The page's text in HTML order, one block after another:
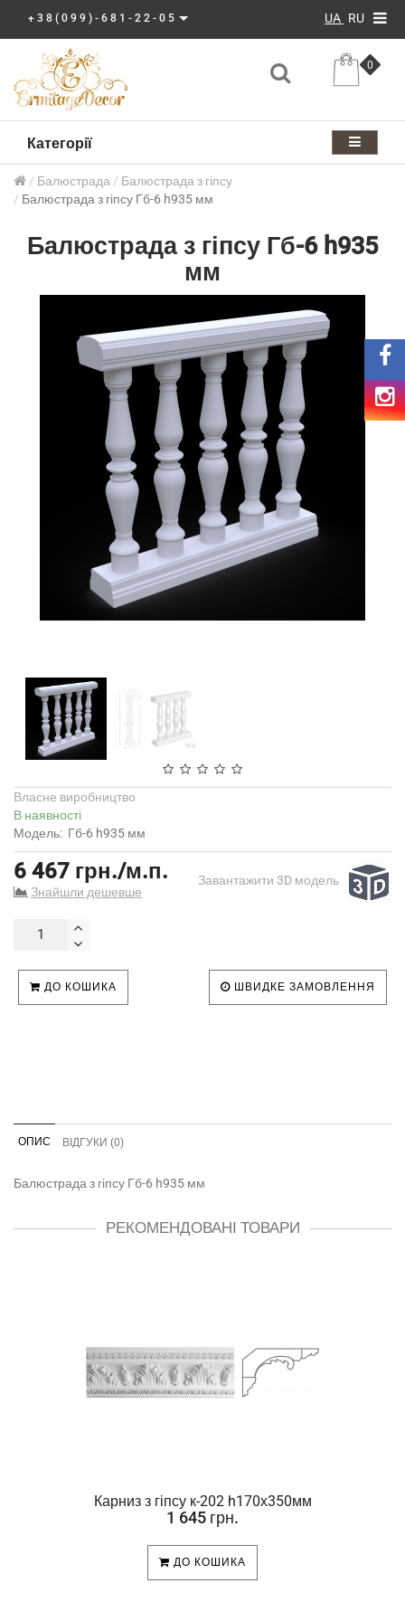
+38(099)-681-22-05 UA RU
0
Категорії
Балюстрада
Балюстрада з гіпсу
Балюстрада з гіпсу Гб-6 h935 мм
Балюстрада з гіпсу Гб-6 h935
мм
Власне виробництво
В наявності
Модель: Гб-6 h935 мм
6 467 грн./м.п.
Знайшли дешевше
Завантажити 3D модель
ДО КОШИКА ШВИДКЕ ЗАМОВЛЕННЯ
ОПИС ВІДГУКИ (0)
Балюстрада з гіпсу Гб-6 h935 мм
РЕКОМЕНДОВАНІ ТОВАРИ
Карниз з гіпсу к-202 h170х350мм
1 645 грн.
ДО КОШИКА